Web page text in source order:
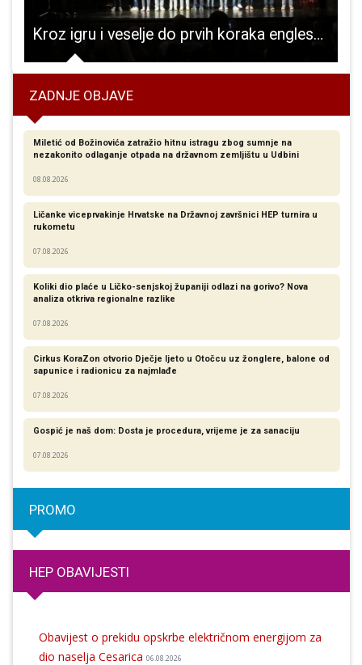
Kroz igru i veselje do prvih koraka engleskog jezika i glazbenih nastupa!!!
ZADNJE OBJAVE
Miletić od Božinovića zatražio hitnu istragu zbog sumnje na
nezakonito odlaganje otpada na državnom zemljištu u Udbini
08.08.2026
Ličanke viceprvakinje Hrvatske na Državnoj završnici HEP turnira u
rukometu
07.08.2026
Koliki dio plaće u Ličko-senjskoj županiji odlazi na gorivo? Nova
analiza otkriva regionalne razlike​
07.08.2026
Cirkus KoraZon otvorio Dječje ljeto u Otočcu uz žonglere, balone od
sapunice i radionicu za najmlađe
07.08.2026
Gospić je naš dom: Dosta je procedura, vrijeme je za sanaciju
07.08.2026
PROMO
HEP OBAVIJESTI
Obavijest o prekidu opskrbe električnom energijom za
dio naselja Cesarica 06.08.2026